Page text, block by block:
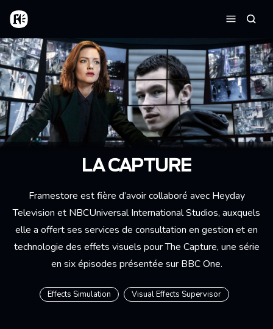
Aller au contenu principal
Accueil
LA CAPTURE
Framestore est fière d’avoir collaboré avec Heyday
Television et NBCUniversal International Studios, auxquels
elle a offert ses services de consultation en gestion et en
technologie des effets visuels pour The Capture, une série
en six épisodes présentée sur BBC One.
Effects Simulation Visual Effects Supervisor